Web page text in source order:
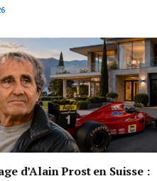
d’Alain Prost en Suisse :